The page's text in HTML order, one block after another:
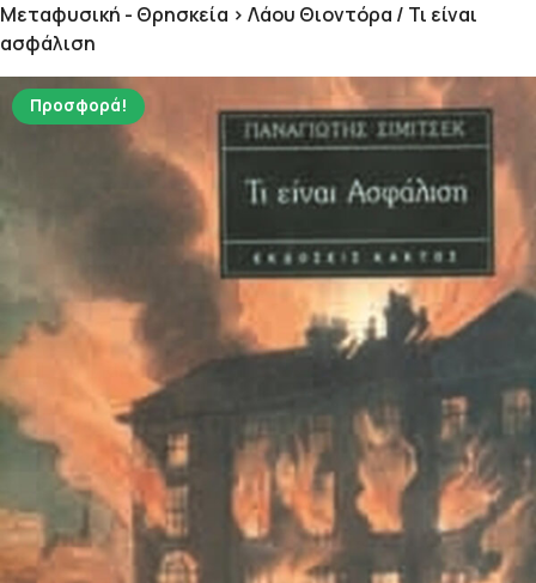
Μεταφυσική - Θρησκεία > Λάου Θιοντόρα / Τι είναι
ασφάλιση
Προσφορά!